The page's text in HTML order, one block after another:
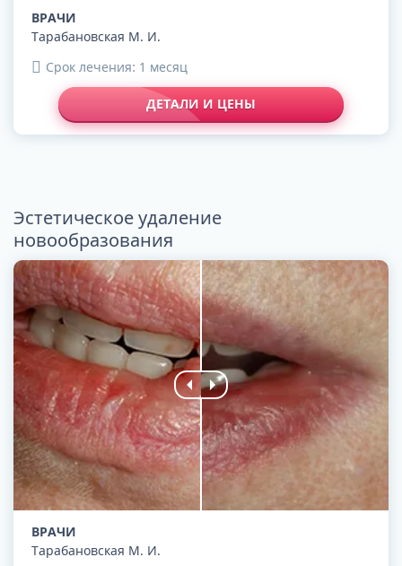
ВРАЧИ
Тарабановская М. И.
Срок лечения: 1 месяц
ДЕТАЛИ И ЦЕНЫ
Эстетическое удаление
новообразования
ВРАЧИ
Тарабановская М. И.